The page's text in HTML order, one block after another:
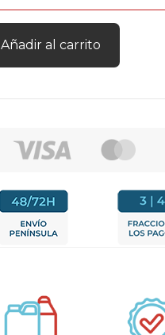
Añadir al carrito